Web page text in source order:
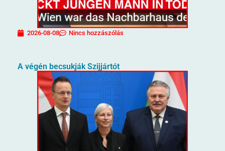
2026-08-08 Nincs hozzászólás
A végén becsukják Szijjártót